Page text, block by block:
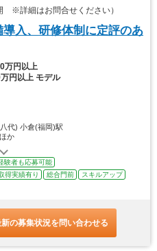
※詳細はお問合せください）
導入、研修体制に定評のあ
万円以上
円以上 モデル
代) 小倉(福岡)駅
か
験者も応募可能
得実績有り 総合門前
スキルアップ
の募集状況を問い合わせる